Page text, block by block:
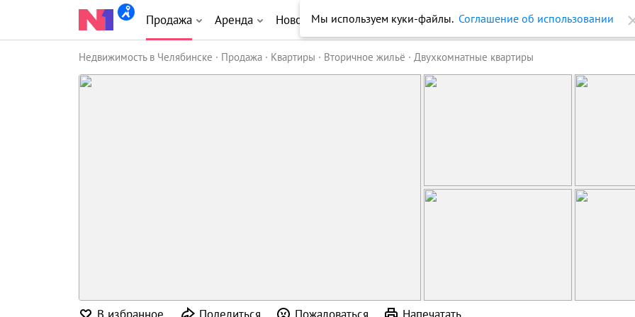
Продажа Аренда Новостройки Журнал Еще
Недвижимость в Челябинске Продажа Квартиры Вторичное жильё Двухкомнатные квартиры
Мы используем куки-файлы. Соглашение об использовании